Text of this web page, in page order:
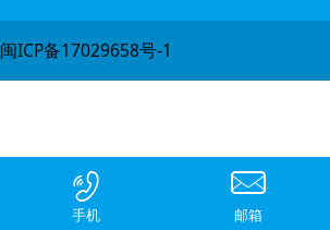
闽ICP备17029658号-1
手机 邮箱